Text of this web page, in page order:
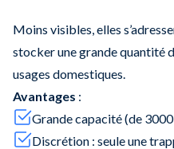
Moins visibles, elles
stocker une grande quantité
usages domestiques.
Avantages :
Grande capacité (de
Discrétion : seule une